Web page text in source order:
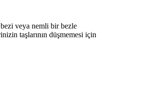
veya nemli bir bezle
taşlarının düşmemesi için